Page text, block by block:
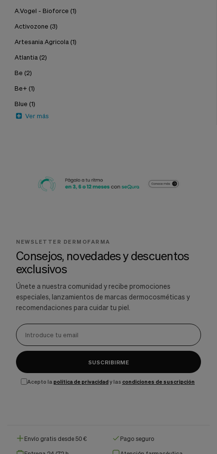
A.Vogel - Bioforce (1)
Activozone (3)
Artesania Agricola (1)
Atlantia (2)
Be (2)
Be+ (1)
Blue (1)
Ver más
NEWSLETTER DERMOFARMA
Consejos, novedades y descuentos
exclusivos
Únete a nuestra comunidad y recibe promociones
especiales, lanzamientos de marcas dermocosméticas y
recomendaciones para cuidar tu piel.
SUSCRIBIRME
Acepto la política de privacidady las condiciones de suscripción
Envío gratis desde 50 € Pago seguro